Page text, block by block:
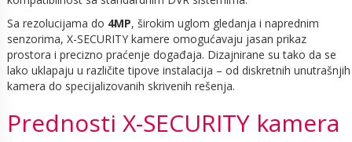
Sa rezolucijama do 4MP, širokim uglom gledanja i naprednim
senzorima, X-SECURITY kamere omogućavaju jasan prikaz
prostora i precizno praćenje događaja. Dizajnirane su tako da se
lako uklapaju u različite tipove instalacija – od diskretnih unutrašnjih
kamera do specijalizovanih skrivenih rešenja.
Prednosti X-SECURITY kamera